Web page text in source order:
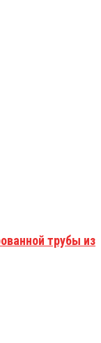
трубы из